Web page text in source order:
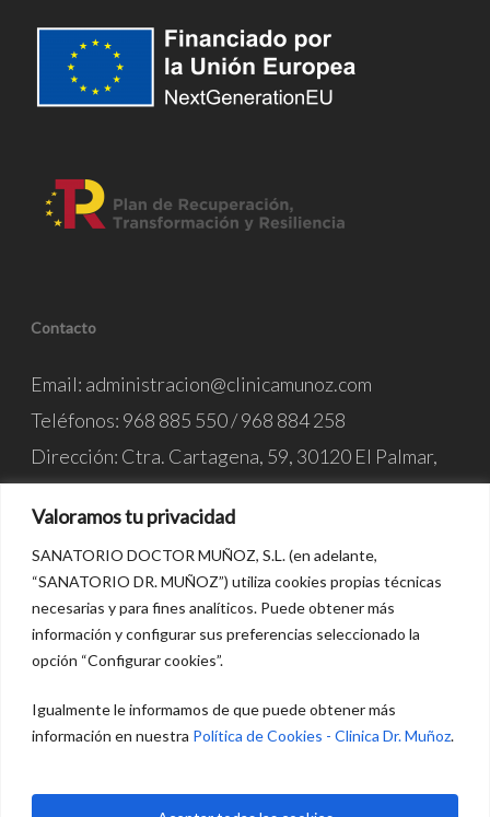
Valoramos tu privacidad
SANATORIO DOCTOR MUÑOZ, S.L. (en adelante,
“SANATORIO DR. MUÑOZ”) utiliza cookies propias técnicas
necesarias y para fines analíticos. Puede obtener más
información y configurar sus preferencias seleccionado la
opción “Configurar cookies”.
Igualmente le informamos de que puede obtener más
información en nuestra Política de Cookies - Clinica Dr. Muñoz.
Contacto
Email: administracion@clinicamunoz.com
Teléfonos: 968 885 550/968 884 258
Dirección: Ctra. Cartagena, 59, 30120 El Palmar,
Legales
Aviso legal
Política de Privacidad
Política de Cookies
Política de Calidad